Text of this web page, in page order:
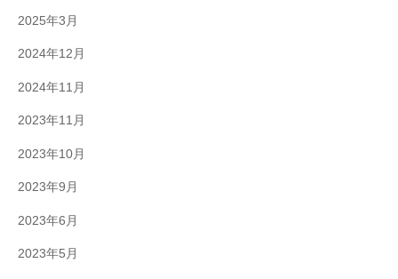
2025年3月
2024年12月
2024年11月
2023年11月
2023年10月
2023年9月
2023年6月
2023年5月